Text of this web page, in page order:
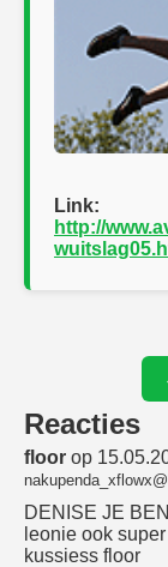
Link:
http://
Reacties
floor op
DENISE JE
leonie ook
kussiess floor